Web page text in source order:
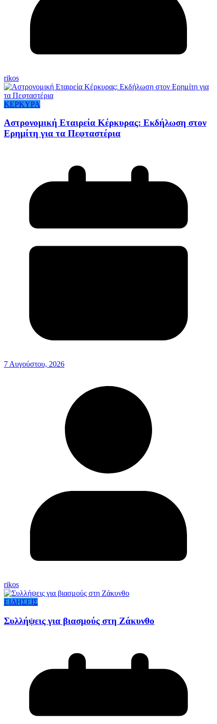
rikos
ΚΕΡΚΥΡΑ
Αστρονομική Εταιρεία Κέρκυρας: Εκδήλωση στον
Ερημίτη για τα Πεφταστέρια
7 Αυγούστου, 2026
rikos
ΕΙΔΗΣΕΙΣ
Συλλήψεις για βιασμούς στη Ζάκυνθο